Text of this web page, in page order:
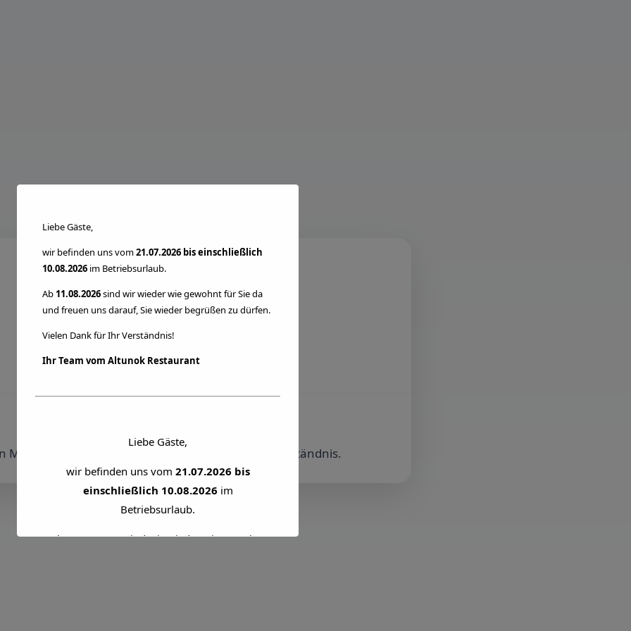
Montag ist unser Ruhetag. Vielen Dank für Ihr Verständnis.
Liebe Gäste,
wir befinden uns vom21.07.2026 bis einschließlich
10.08.2026 im Betriebsurlaub.
Ab 11.08.2026sind wir wieder wie gewohnt für Sie da
und freuen uns darauf, Sie wieder begrüßen zu dürfen.
Vielen Dank für Ihr Verständnis!
Ihr Team vom Altunok Restaurant
Liebe Gäste,
wir befinden uns vom 21.07.2026 bis
einschließlich 10.08.2026 im
Betriebsurlaub.
Ab11.08.2026sind wir wieder wie gewohnt